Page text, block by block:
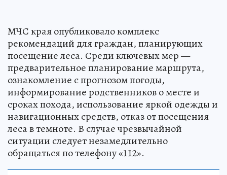
МЧС края опубликовало комплекс
рекомендаций для граждан, планирующих
посещение леса. Среди ключевых мер —
предварительное планирование маршрута,
ознакомление с прогнозом погоды,
информирование родственников о месте и
сроках похода, использование яркой одежды и
навигационных средств, отказ от посещения
леса в темноте. В случае чрезвычайной
ситуации следует незамедлительно
обращаться по телефону «112».